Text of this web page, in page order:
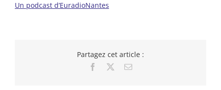
Un podcast d’EuradioNantes
Partagez cet article :
Facebook Email